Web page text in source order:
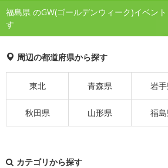
福島県 のGW(ゴールデンウィーク)イベン
す
周辺の都道府県から探す
東北 青森県 岩
秋田県 山形県 福
カテゴリから探す